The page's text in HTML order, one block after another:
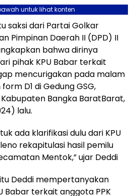
untuk lihat konten
saksi dari Partai Golkar
Pimpinan Daerah II (DPD) II
bahwa dirinya
pihak KPU Babar terkait
mencurigakan pada malam
D1 di Gedung GSG,
Bangka BaratBarat,
lalu.
ada klarifikasi dulu dari KPU
rekapitulasi hasil pemilu
Mentok,” ujar Deddi
Deddi mempertanyakan
Babar terkait anggota PPK